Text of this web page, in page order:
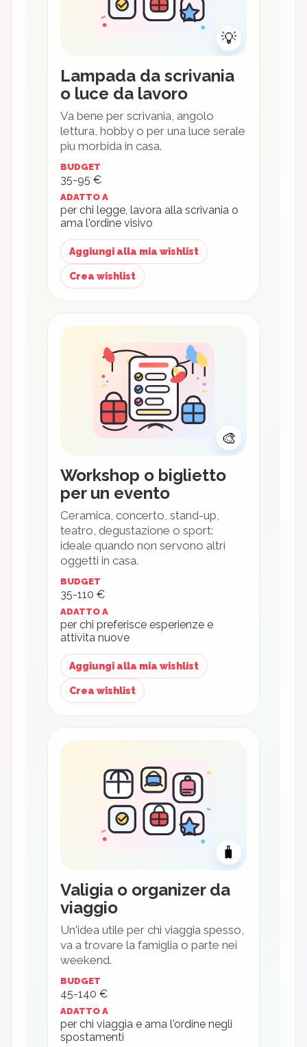
💡
Lampada da scrivania
o luce da lavoro
Va bene per scrivania, angolo
lettura, hobby o per una luce serale
piu morbida in casa.
BUDGET
35-95 €
ADATTO A
per chi legge, lavora alla scrivania o
ama l'ordine visivo
Aggiungi alla mia wishlist
Crea wishlist
🎨
Workshop o biglietto
per un evento
Ceramica, concerto, stand-up,
teatro, degustazione o sport:
ideale quando non servono altri
oggetti in casa.
BUDGET
35-110 €
ADATTO A
per chi preferisce esperienze e
attivita nuove
Aggiungi alla mia wishlist
Crea wishlist
🧳
Valigia o organizer da
viaggio
Un'idea utile per chi viaggia spesso,
va a trovare la famiglia o parte nei
weekend.
BUDGET
45-140 €
ADATTO A
per chi viaggia e ama l'ordine negli
spostamenti